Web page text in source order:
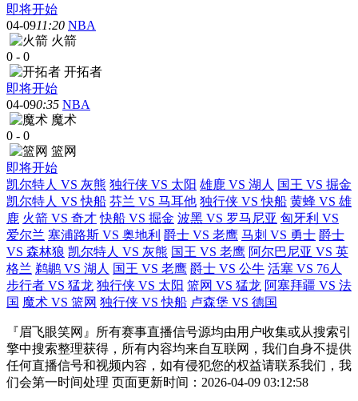
即将开始
04-0911:20 NBA
火箭
0 - 0
开拓者
即将开始
04-090:35 NBA
魔术
0 - 0
篮网
即将开始
凯尔特人 VS 灰熊 独行侠 VS 太阳 雄鹿 VS 湖人 国王 VS 掘金
凯尔特人 VS 快船 芬兰 VS 马耳他 独行侠 VS 快船 黄蜂 VS 雄
鹿 火箭 VS 奇才 快船 VS 掘金 波黑 VS 罗马尼亚 匈牙利 VS
爱尔兰 塞浦路斯 VS 奥地利 爵士 VS 老鹰 马刺 VS 勇士 爵士
VS 森林狼 凯尔特人 VS 灰熊 国王 VS 老鹰 阿尔巴尼亚 VS 英
格兰 鹈鹕 VS 湖人 国王 VS 老鹰 爵士 VS 公牛 活塞 VS 76人
步行者 VS 猛龙 独行侠 VS 太阳 篮网 VS 猛龙 阿塞拜疆 VS 法
国 魔术 VS 篮网 独行侠 VS 快船 卢森堡 VS 德国
『眉飞眼笑网』所有赛事直播信号源均由用户收集或从搜索引
擎中搜索整理获得，所有内容均来自互联网，我们自身不提供
任何直播信号和视频内容，如有侵犯您的权益请联系我们，我
们会第一时间处理 页面更新时间：2026-04-09 03:12:58